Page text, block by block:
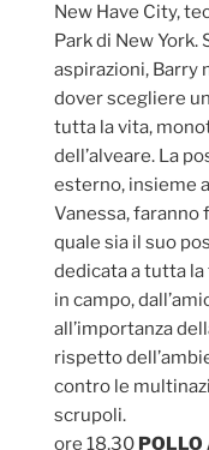
New Have City,
Park di New York.
aspirazioni, Barry
dover scegliere
tutta la vita,
dell’alveare. La
esterno, insieme
Vanessa,
quale sia il suo
dedicata a tutta
in campo,
all’importanza
rispetto
contro le
scrupoli.
ore 18,30 POLLO